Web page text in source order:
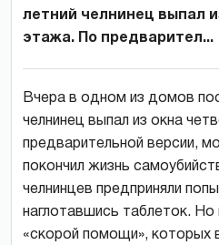
летний челнинец выпал
этажа. По предварител...
Вчера в одном из домов
челнинец выпал из окна
предварительной версии,
покончил жизнь
челнинцев предприняли
наглотавшись таблеток. Но
«скорой помощи», которых